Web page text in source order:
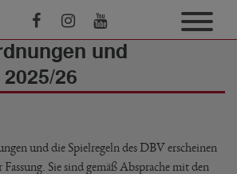
und
26
und die Spielregeln des DBV erscheinen
Sie sind gemäß Absprache mit den